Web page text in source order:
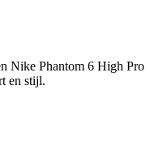
Nike Phantom 6 High Pro
en stijl.